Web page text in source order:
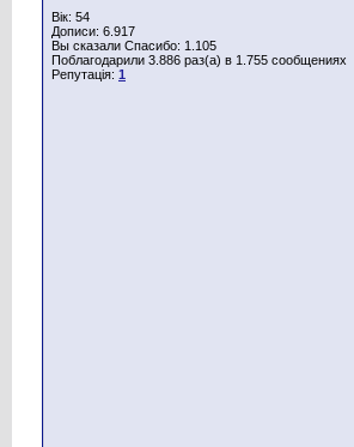
Вік: 54
Дописи: 6.917
Вы сказали Спасибо: 1.105
Поблагодарили 3.886 раз(а) в 1.755 сообщениях
Репутація: 1